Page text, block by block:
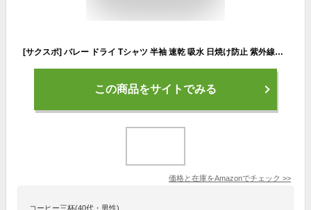
[サクスポ] バレー ドライ Tシャツ 半袖 速乾 吸水 日焼け防止 紫外線カット 練習用 バレーボール (L, ブラック)
この商品をサイトでみる
価格と在庫をAmazonでチェック >>
コーヒー三杯(40代・男性)